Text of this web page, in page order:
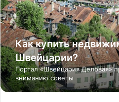
Как купить
Швейцарии?
Портал «Швейцария Деловая»
вниманию советы